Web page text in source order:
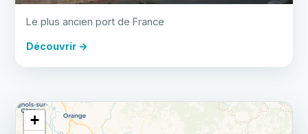
Le plus ancien port de France
Découvrir →
+